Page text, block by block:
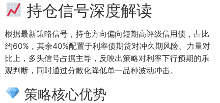
持仓信号深度解读
根据最新策略信号，持仓方向偏向短期高评级信用债，占比
约60%，其余40%配置于利率债期货对冲久期风险。力量对
比上，多头信号占据主导，反映出策略对利率下行预期的乐
观判断，同时通过分散化降低单一品种波动冲击。
策略核心优势